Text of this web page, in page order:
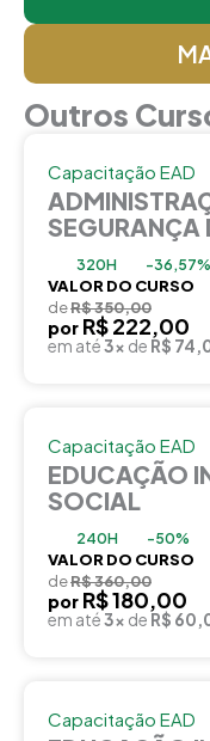
Outros
Capacitação EAD
SEGURANÇA
320H -36,57%
VALOR DO CURSO
deR$ 350,00
por R$ 222,00
em até3x de R$
Capacitação EAD
EDUCAÇÃO
SOCIAL
240H -50%
VALOR DO CURSO
deR$ 360,00
por R$ 180,00
em até3x de R$
Capacitação EAD